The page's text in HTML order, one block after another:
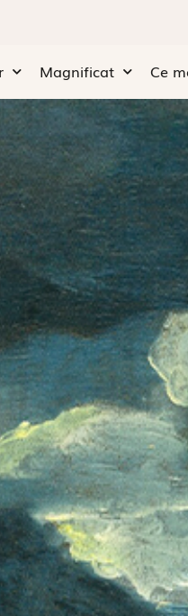
Magnificat Ce